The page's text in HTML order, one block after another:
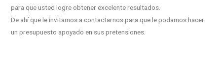
para que usted logre obtener excelente resultados.
De ahí que le invitamos a contactarnos para que le podamos hacer
un presupuesto apoyado en sus pretensiones.